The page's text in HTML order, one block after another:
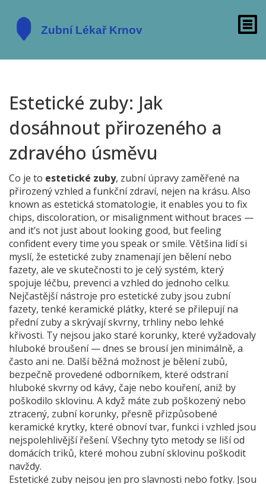
Estetické zuby: Jak
dosáhnout přirozeného a
zdravého úsměvu
Co je to estetické zuby, zubní úpravy zaměřené na
přirozený vzhled a funkční zdraví, nejen na krásu. Also
known as estetická stomatologie, it enables you to fix
chips, discoloration, or misalignment without braces —
and it’s not just about looking good, but feeling
confident every time you speak or smile. Většina lidí si
myslí, že estetické zuby znamenají jen bělení nebo
fazety, ale ve skutečnosti to je celý systém, který
spojuje léčbu, prevenci a vzhled do jednoho celku.
Nejčastější nástroje pro estetické zuby jsou zubní
fazety, tenké keramické plátky, které se přilepují na
přední zuby a skrývají skvrny, trhliny nebo lehké
křivosti. Ty nejsou jako staré korunky, které vyžadovaly
hluboké broušení — dnes se brousí jen minimálně, a
často ani ne. Další běžná možnost je bělení zubů,
bezpečně provedené odborníkem, které odstraní
hluboké skvrny od kávy, čaje nebo kouření, aniž by
poškodilo sklovinu. A když máte zub poškozený nebo
ztracený, zubní korunky, přesně přizpůsobené
keramické krytky, které obnoví tvar, funkci i vzhled jsou
nejspolehlivější řešení. Všechny tyto metody se liší od
domácích triků, které mohou zubní sklovinu poškodit
navždy.
Estetické zuby nejsou jen pro slavnosti nebo fotky. Jsou